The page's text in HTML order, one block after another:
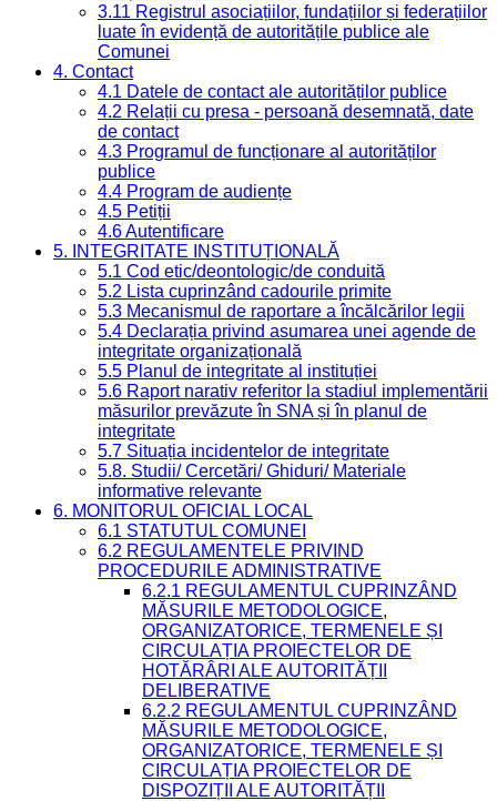
3.11 Registrul asociațiilor, fundațiilor și federațiilor
luate în evidență de autoritățile publice ale
Comunei
4. Contact
4.1 Datele de contact ale autorităților publice
4.2 Relații cu presa - persoană desemnată, date
de contact
4.3 Programul de funcționare al autorităților
publice
4.4 Program de audiențe
4.5 Petiții
4.6 Autentificare
5. INTEGRITATE INSTITUȚIONALĂ
5.1 Cod etic/deontologic/de conduită
5.2 Lista cuprinzând cadourile primite
5.3 Mecanismul de raportare a încălcărilor legii
5.4 Declarația privind asumarea unei agende de
integritate organizațională
5.5 Planul de integritate al instituției
5.6 Raport narativ referitor la stadiul implementării
măsurilor prevăzute în SNA și în planul de
integritate
5.7 Situația incidentelor de integritate
5.8. Studii/ Cercetări/ Ghiduri/ Materiale
informative relevante
6. MONITORUL OFICIAL LOCAL
6.1 STATUTUL COMUNEI
6.2 REGULAMENTELE PRIVIND
PROCEDURILE ADMINISTRATIVE
6.2.1 REGULAMENTUL CUPRINZÂND
MĂSURILE METODOLOGICE,
ORGANIZATORICE, TERMENELE ȘI
CIRCULAȚIA PROIECTELOR DE
HOTĂRÂRI ALE AUTORITĂȚII
DELIBERATIVE
6.2.2 REGULAMENTUL CUPRINZÂND
MĂSURILE METODOLOGICE,
ORGANIZATORICE, TERMENELE ȘI
CIRCULAȚIA PROIECTELOR DE
DISPOZIȚII ALE AUTORITĂȚII